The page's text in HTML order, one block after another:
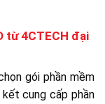
từ 4CTECH đại
gói phần mềm
cung cấp phần